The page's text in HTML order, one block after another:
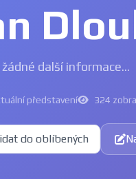
další informace...
představení 324
do oblíbených